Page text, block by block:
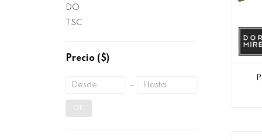
DO
TSC
Precio ($)